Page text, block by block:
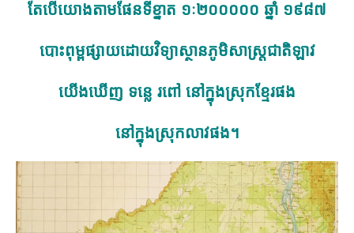
តែបើយោងតាមផែនទីខ្នាត ១ៈ២០០០០០ ឆ្នាំ ១៩៨៧
បោះពុម្ពផ្សាយដោយវិទ្យាស្ថានភូមិសាស្ត្រជាតិឡាវ
យើងឃើញ ទន្លេ រពៅ នៅក្នុងស្រុកខ្មែរផង
នៅក្នុងស្រុកលាវផង។